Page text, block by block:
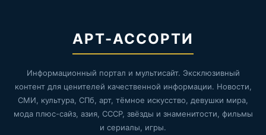
АРТ-АССОРТИ
Информационный портал и мультисайт. Эксклюзивный
контент для ценителей качественной информации. Новости,
СМИ, культура, СПб, арт, тёмное искусство, девушки мира,
мода плюс-сайз, азия, СССР, звёзды и знаменитости, фильмы
и сериалы, игры.